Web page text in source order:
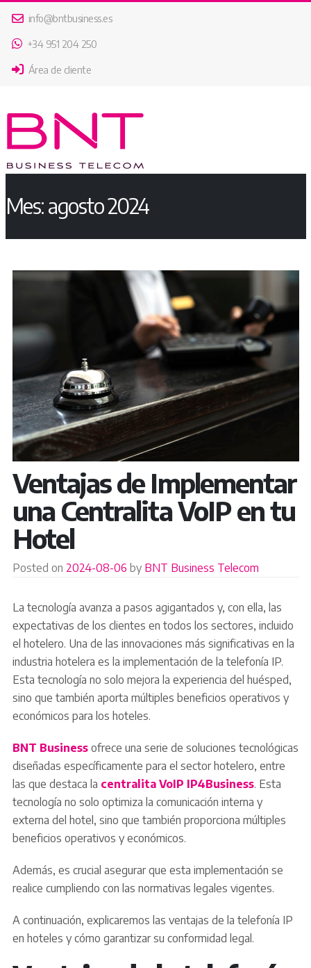
info@bntbusiness.es
+34 951 204 250
Área de cliente
Mes:agosto 2024
Ventajas de Implementar
una Centralita VoIP en tu
Hotel
Posted on 2024-08-06 by BNT Business Telecom
La tecnología avanza a pasos agigantados y, con ella, las
expectativas de los clientes en todos los sectores, incluido
el hotelero. Una de las innovaciones más significativas en la
industria hotelera es la implementación de la telefonía IP.
Esta tecnología no solo mejora la experiencia del huésped,
sino que también aporta múltiples beneficios operativos y
económicos para los hoteles.
BNT Businessofrece una serie de soluciones tecnológicas
diseñadas específicamente para el sector hotelero, entre
las que destaca la centralita VoIP IP4Business. Esta
tecnología no solo optimiza la comunicación interna y
externa del hotel, sino que también proporciona múltiples
beneficios operativos y económicos.
Además, es crucial asegurar que esta implementación se
realice cumpliendo con las normativas legales vigentes.
A continuación, explicaremos las ventajas de la telefonía IP
en hoteles y cómo garantizar su conformidad legal.